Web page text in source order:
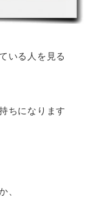
いる人を見る
ちになります
、